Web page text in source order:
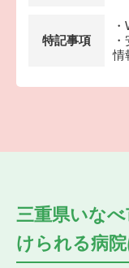
特記事項
情
三重県いな
けられる病